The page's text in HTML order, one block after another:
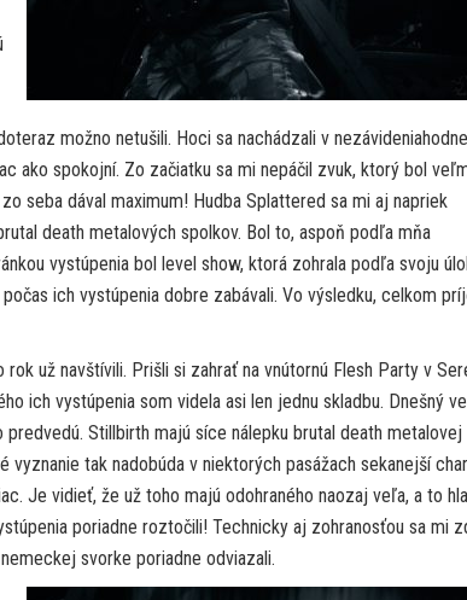
možno netušili. Hoci sa nachádzali v
ako spokojní. Zo začiatku sa mi nepáčil zvuk, ktorý bol
seba dával maximum! Hudba Splattered sa mi aj napriek
death metalových spolkov. Bol to, aspoň podľa mňa
vystúpenia bol level show, ktorá zohrala podľa svoju
ich vystúpenia dobre zabávali. Vo výsledku, celkom
už navštívili. Prišli si zahrať na vnútornú Flesh Party v
ich vystúpenia som videla asi len jednu skladbu. Dnešný
Stillbirth majú síce nálepku brutal death metalovej
tak nadobúda v niektorých pasážach sekanejší
Je vidieť, že už toho majú odohraného naozaj veľa, a to
poriadne roztočili! Technicky aj zohranosťou sa mi
svorke poriadne odviazali.